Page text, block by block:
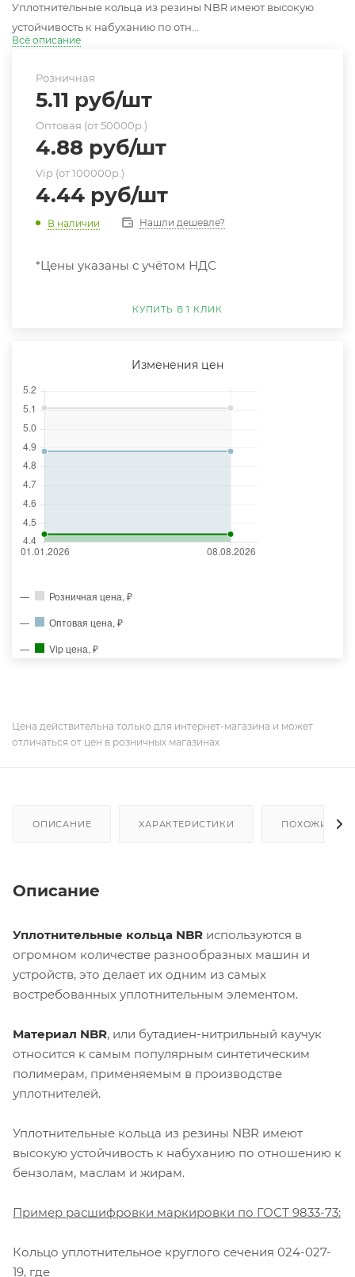
Уплотнительные кольца из резины NBR имеют высокую
устойчивость к набуханию по отн...
Всё описание
Розничная
5.11 руб/шт
Оптовая (от 50000р.)
4.88 руб/шт
Vip (от 100000р.)
4.44 руб/шт
В наличии Нашли дешевле?
*Цены указаны с учётом НДС
КУПИТЬ В 1 КЛИК
Изменения цен
Розничная цена, ₽
Оптовая цена, ₽
Vip цена, ₽
Цена действительна только для интернет-магазина и может
отличаться от цен в розничных магазинах
ОПИСАНИЕ ХАРАКТЕРИСТИКИ ПОХОЖИЕ
Описание
Уплотнительные кольца NBR используются в
огромном количестве разнообразных машин и
устройств, это делает их одним из самых
востребованных уплотнительным элементом.
Материал NBR, или бутадиен-нитрильный каучук
относится к самым популярным синтетическим
полимерам, применяемым в производстве
уплотнителей.
Уплотнительные кольца из резины NBR имеют
высокую устойчивость к набуханию по отношению к
бензолам, маслам и жирам.
Пример расшифровки маркировки по ГОСТ 9833-73:
Кольцо уплотнительное круглого сечения 024-027-
19, где